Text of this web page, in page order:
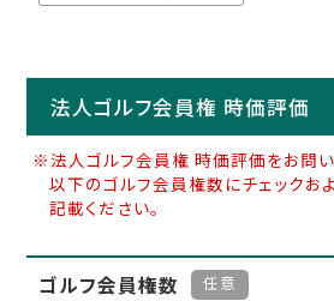
法人ゴルフ会員権 時価評価
※法人ゴルフ会員権 時価評価をお問
以下のゴルフ会員権数にチェックお
記載ください。
ゴルフ会員権数 任意